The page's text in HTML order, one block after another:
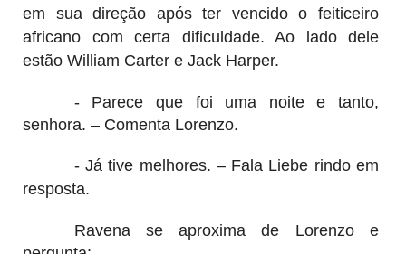
em sua direção após ter vencido o feiticeiro
africano com certa dificuldade. Ao lado dele
estão William Carter e Jack Harper.
- Parece que foi uma noite e tanto,
senhora. – Comenta Lorenzo.
- Já tive melhores. – Fala Liebe rindo em
resposta.
Ravena se aproxima de Lorenzo e